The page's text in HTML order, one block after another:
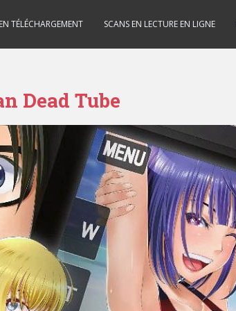
TÉLÉCHARGEMENT SCANS EN LECTURE EN LIGNE
Dead Tube